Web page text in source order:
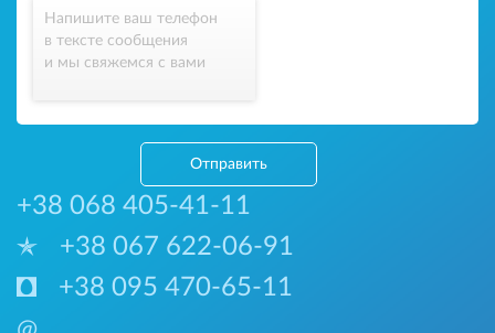
Напишите ваш телефон
в тексте сообщения
и мы свяжемся с вами
Отправить
+38 068 405-41-11
+38 067 622-06-91
+38 095 470-65-11